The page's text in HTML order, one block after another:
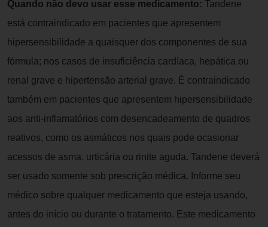
Quando não devo usar esse medicamento: Tandene
está contraindicado em pacientes que apresentem
hipersensibilidade a quaisquer dos componentes de sua
fórmula; nos casos de insuficiência cardíaca, hepática ou
renal grave e hipertensão arterial grave. É contraindicado
também em pacientes que apresentem hipersensibilidade
aos anti-inflamatórios com desencadeamento de quadros
reativos, como os asmáticos nos quais pode ocasionar
acessos de asma, urticária ou rinite aguda. Tandene deverá
ser usado somente sob prescrição médica. Informe seu
médico sobre qualquer medicamento que esteja usando,
antes do início ou durante o tratamento. Este medicamento